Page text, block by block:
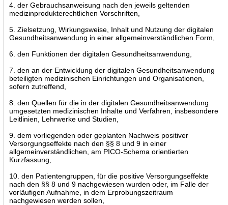
4. der Gebrauchsanweisung nach den jeweils geltenden
medizinprodukterechtlichen Vorschriften,
5. Zielsetzung, Wirkungsweise, Inhalt und Nutzung der digitalen
Gesundheitsanwendung in einer allgemeinverständlichen Form,
6. den Funktionen der digitalen Gesundheitsanwendung,
7. den an der Entwicklung der digitalen Gesundheitsanwendung
beteiligten medizinischen Einrichtungen und Organisationen,
sofern zutreffend,
8. den Quellen für die in der digitalen Gesundheitsanwendung
umgesetzten medizinischen Inhalte und Verfahren, insbesondere
Leitlinien, Lehrwerke und Studien,
9. dem vorliegenden oder geplanten Nachweis positiver
Versorgungseffekte nach den §§ 8 und 9 in einer
allgemeinverständlichen, am PICO-Schema orientierten
Kurzfassung,
10. den Patientengruppen, für die positive Versorgungseffekte
nach den §§ 8 und 9 nachgewiesen wurden oder, im Falle der
vorläufigen Aufnahme, in dem Erprobungszeitraum
nachgewiesen werden sollen,